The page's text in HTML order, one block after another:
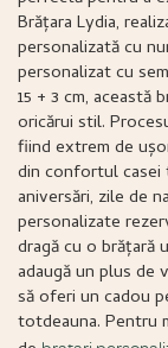
Brățara Lydia,
personalizată cu
personalizat cu
15 + 3 cm,
oricărui stil.
fiind extrem de
din confortul casei
aniversări, zile de
personalizate
dragă cu o brățară
adaugă un plus de
să oferi un cadou
totdeauna. Pentru